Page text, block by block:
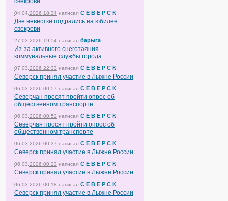
04.04.2026 18:34 написал С Е В Е Р С К
Две невестки подрались на юбилее
свекрови
27.03.2026 19:54 написал барыга
Из-за активного снеготаяния
коммунальные службы города...
07.03.2026 22:33 написал С Е В Е Р С К
Северск принял участие в Лыжне России
06.03.2026 00:57 написал С Е В Е Р С К
Северчан просят пройти опрос об
общественном транспорте
06.03.2026 00:52 написал С Е В Е Р С К
Северчан просят пройти опрос об
общественном транспорте
06.03.2026 00:37 написал С Е В Е Р С К
Северск принял участие в Лыжне России
06.03.2026 00:23 написал С Е В Е Р С К
Северск принял участие в Лыжне России
06.03.2026 00:18 написал С Е В Е Р С К
Северск принял участие в Лыжне России